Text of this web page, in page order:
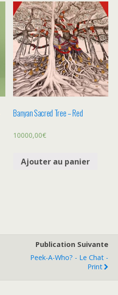
Banyan Sacred Tree – Red
10000,00€
Ajouter au panier
Publication Suivante
Peek-A-Who? - Le Chat -
Print